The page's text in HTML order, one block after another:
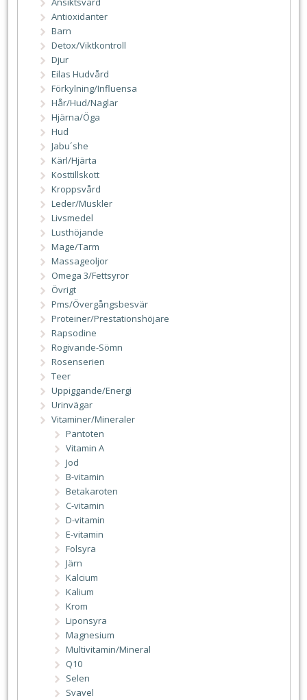
Antioxidanter
Barn
Detox/Viktkontroll
Djur
Eilas Hudvård
Förkylning/Influensa
Hår/Hud/Naglar
Hjärna/Öga
Hud
Jabu´she
Kärl/Hjärta
Kosttillskott
Kroppsvård
Leder/Muskler
Livsmedel
Lusthöjande
Mage/Tarm
Massageoljor
Omega 3/Fettsyror
Övrigt
Pms/Övergångsbesvär
Proteiner/Prestationshöjare
Rapsodine
Rogivande-Sömn
Rosenserien
Teer
Uppiggande/Energi
Urinvägar
Vitaminer/Mineraler
Pantoten
Vitamin A
Jod
B-vitamin
Betakaroten
C-vitamin
D-vitamin
E-vitamin
Folsyra
Järn
Kalcium
Kalium
Krom
Liponsyra
Magnesium
Multivitamin/Mineral
Q10
Selen
Svavel